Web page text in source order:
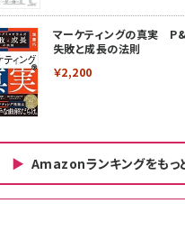
マーケティングの真実
失敗と成長の法則
￥2,200
Amazonランキングをもっ